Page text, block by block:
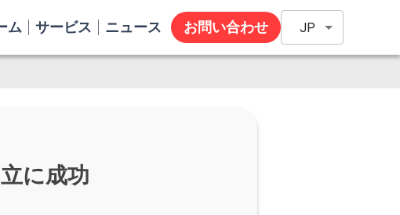
ム サービス ニュース お問い合わせ JP
に成功